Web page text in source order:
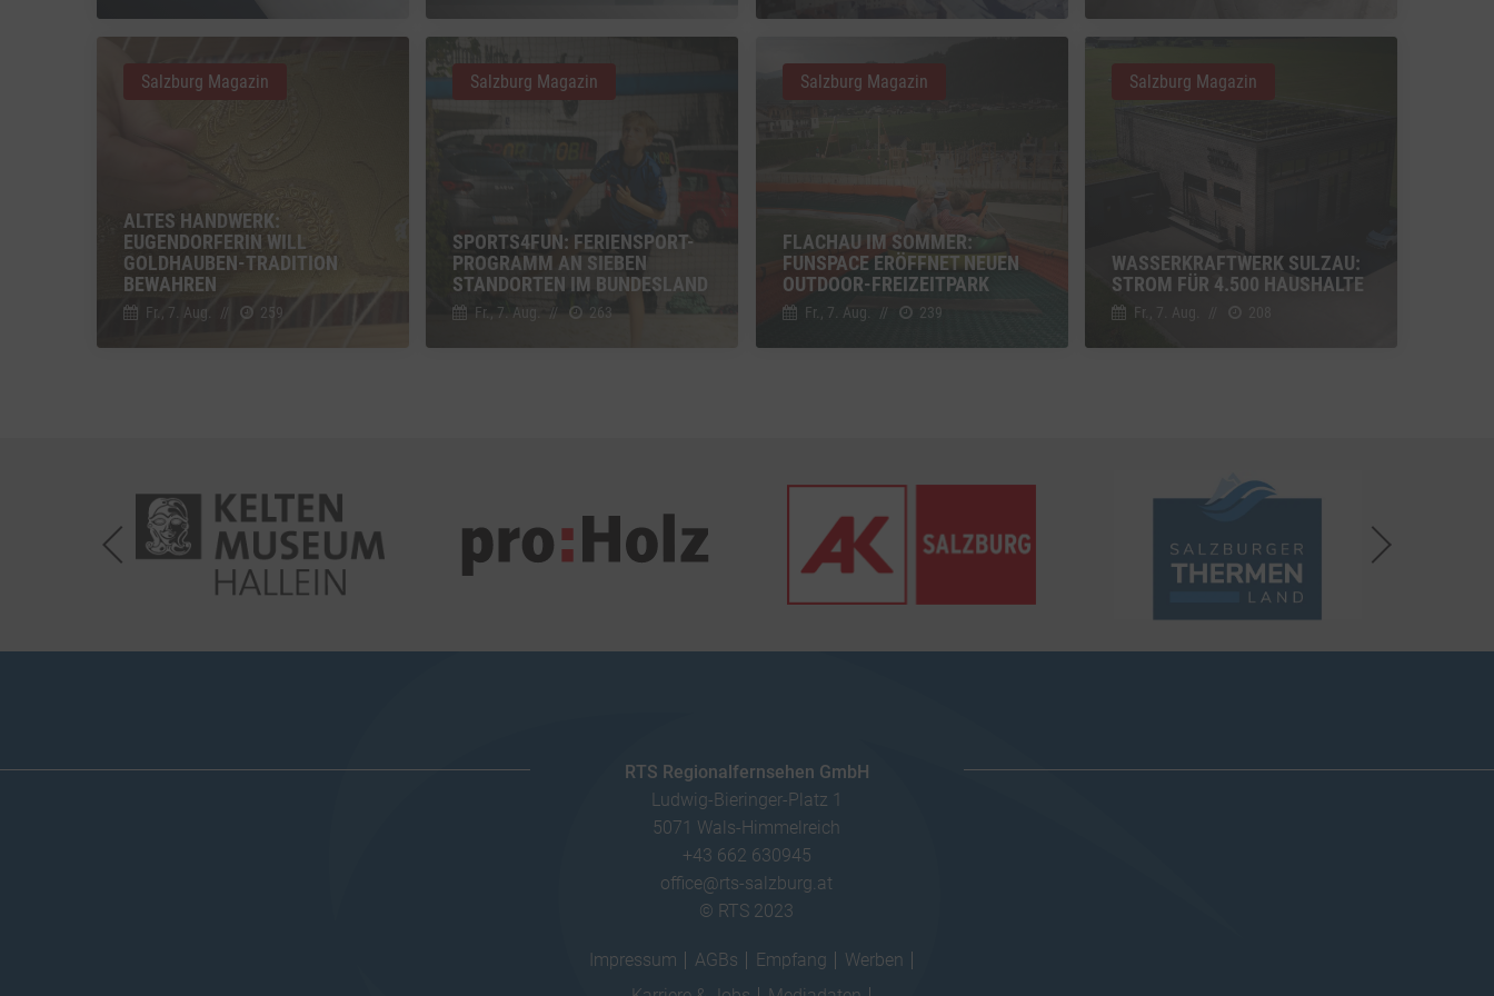
ALTES HANDWERK:
EUGENDORFERIN WILL
GOLDHAUBEN-TRADITION
BEWAHREN
Fr., 7. Aug. // 259
Salzburg Magazin
SPORTS4FUN: FERIENSPORT-
PROGRAMM AN SIEBEN
STANDORTEN IM BUNDESLAND
Fr., 7. Aug. // 263
Salzburg Magazin
FLACHAU IM SOMMER:
FUNSPACE ERÖFFNET NEUEN
OUTDOOR-FREIZEITPARK
Fr., 7. Aug. // 239
Salzburg Magazin
WASSERKRAFTWERK SULZAU:
STROM FÜR 4.500 HAUSHALTE
Fr., 7. Aug.
Salzburg Magazin
RTS Regionalfernsehen GmbH
Ludwig-Bieringer-Platz 1
5071 Wals-Himmelreich
+43 662 630945
office@rts-salzburg.at
© RTS 2023
Impressum AGBs Empfang
Werben
zu Vimeo
YouTube